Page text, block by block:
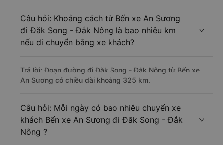
Câu hỏi: Khoảng cách từ Bến xe An Sương
đi Đăk Song - Đắk Nông là bao nhiêu km
nếu di chuyển bằng xe khách?
Trả lời: Đoạn đường đi Đăk Song - Đắk Nông từ Bến xe
An Sương có chiều dài khoảng 325 km.
Câu hỏi: Mỗi ngày có bao nhiêu chuyến xe
khách Bến xe An Sương đi Đăk Song - Đắk
Nông ?